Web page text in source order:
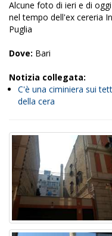
Alcune foto di ieri e di
nel tempo dell'ex cereria
Puglia
Dove: Bari
Notizia collegata:
C'è una ciminiera sui
della cera